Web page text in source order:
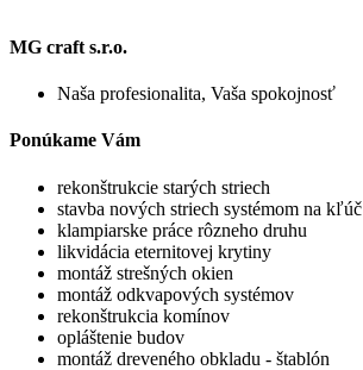
MG craft s.r.o.
Naša profesionalita, Vaša spokojnosť
Ponúkame Vám
rekonštrukcie starých striech
stavba nových striech systémom na kľúč
klampiarske práce rôzneho druhu
likvidácia eternitovej krytiny
montáž strešných okien
montáž odkvapových systémov
rekonštrukcia komínov
opláštenie budov
montáž dreveného obkladu - štablón